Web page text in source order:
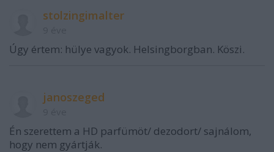
stolzingimalter
Úgy értem: hülye vagyok. Helsingborgban. Köszi.
janoszeged
Én szerettem a HD parfümöt/ dezodort/ sajnálom,
hogy nem gyártják.